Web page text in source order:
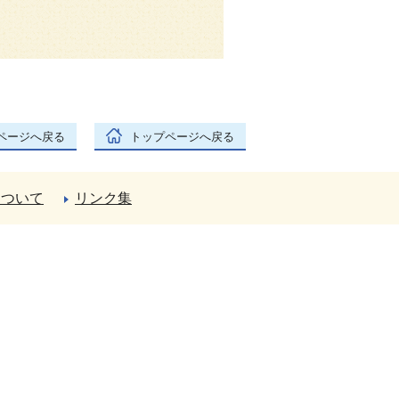
ージへ戻る トップページへ戻る
いて リンク集